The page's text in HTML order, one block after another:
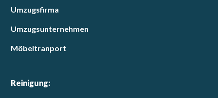
Umzugsfirma
Umzugsunternehmen
Möbeltranport
Reinigung: